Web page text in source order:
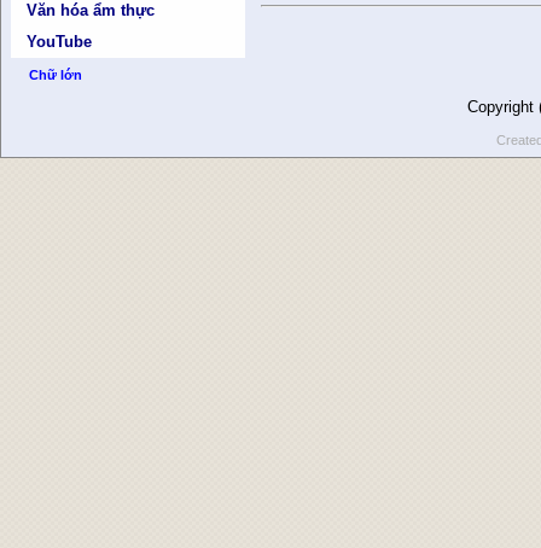
Văn hóa ẩm thực
YouTube
Chữ lớn
Copyright